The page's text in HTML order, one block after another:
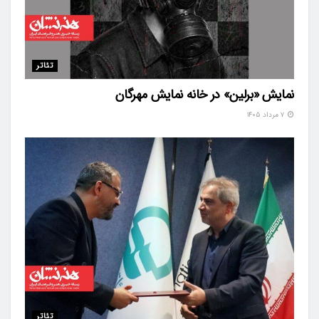
تئاتر
نمایش «برلین» در خانه نمایش مهرگان